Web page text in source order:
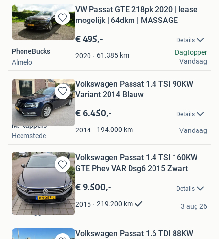
Bewaren
in
Favorieten
VW Passat GTE 218pk 2020 | lease
mogelijk | 64dkm | MASSAGE
€ 495,- Details
2020 61.385 km
PhoneBucks
Almelo
Dagtopper
Vandaag
Bewaren
in
Mijn
Favorieten
Volkswagen Passat 1.4 TSI 90KW
Variant 2014 Blauw
€ 6.450,- Details
2014 194.000 km
M. Kappers
Heemstede
Vandaag
Bewaren
Mijn
Favorieten
Volkswagen Passat 1.4 TSI 160KW
GTE Phev VAR Dsg6 2015 Zwart
€ 9.500,- Details
2015 219.200 km
anetta
Driebruggen
3 aug 26
Volkswagen Passat 1.6 TDI 88KW